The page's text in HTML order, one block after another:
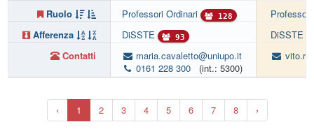
Ruolo
Afferenza
Contatti
Professori Ordinari
128
DiSSTE 93
maria.cavaletto@uniupo.it
0161 228 300
(int.: 5300)
DiSSTE
‹ 1 2 3 4 5 6 7 8 ›